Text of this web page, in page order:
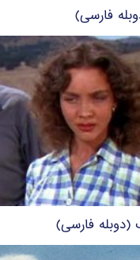
فارسی)
(دوبله فارسی)